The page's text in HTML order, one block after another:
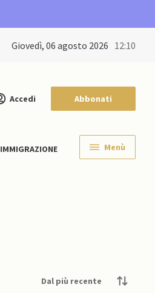
giovedì, 06 agosto 2026 12:10
Accedi Abbonati
IMMIGRAZIONE Menù